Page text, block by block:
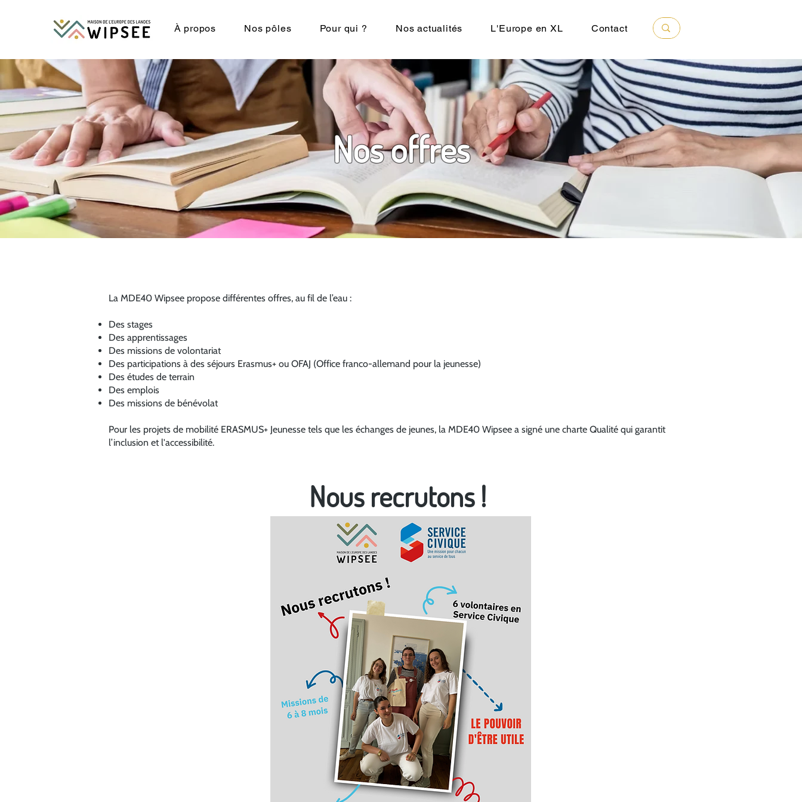
À propos Nos pôles Pour qui ? Nos actualités L'Europe en XL Contact
Nos offres
La MDE40 Wipsee propose différentes offres, au fil de l’eau :
Des stages
Des apprentissages
Des missions de volontariat
Des participations à des séjours Erasmus+ ou OFAJ (Office franco-allemand pour la jeunesse)
Des études de terrain
Des emplois
Des missions de bénévolat
Pour les projets de mobilité ERASMUS+ Jeunesse tels que les échanges de jeunes, la MDE40 Wipsee a signé une charte Qualité qui garantit
l’inclusion et l'accessibilité.
Nous recrutons !